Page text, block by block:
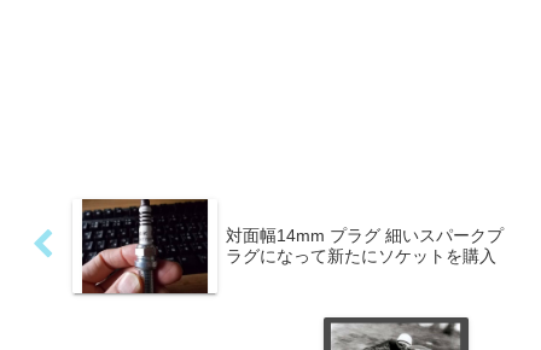
対面幅14mm プラグ 細いスパークプ
ラグになって新たにソケットを購入